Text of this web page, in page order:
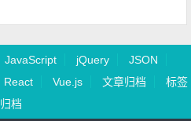
JavaScript jQuery
JSON
React Vue.js 文章归档
标签
归档